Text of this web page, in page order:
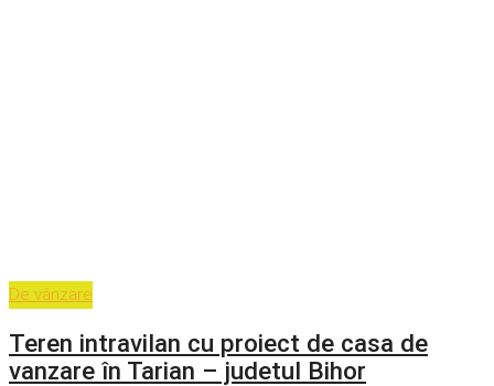
De vânzare
Teren intravilan cu proiect de casa de
vanzare în Tarian – judetul Bihor